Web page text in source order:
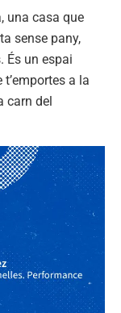
una casa que
sense pany,
És un espai
a la
carn del